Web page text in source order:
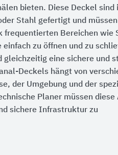
bieten. Diese Deckel sind
Stahl gefertigt und
frequentierten Bereichen wie
zu öffnen und zu
gleichzeitig eine sichere und
Deckels hängt von
der Umgebung und der
Planer müssen diese
sichere Infrastruktur zu